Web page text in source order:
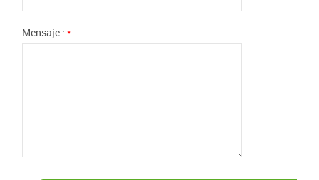
Mensaje : *